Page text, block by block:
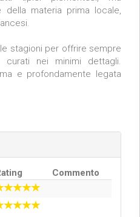
della materia prima locale,
stagioni per offrire sempre
nei minimi dettagli.
e profondamente legata
Commento